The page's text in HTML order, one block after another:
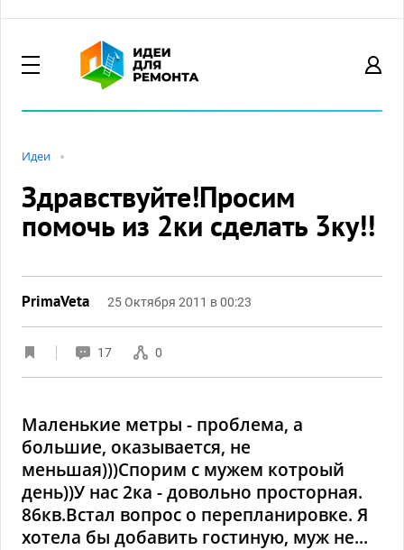
Идеи
Здравствуйте!Просим
помочь из 2ки сделать 3ку!!
PrimaVeta 25 Октября 2011 в 00:23
17 0
Маленькие метры - проблема, а
большие, оказывается, не
меньшая)))Спорим с мужем котроый
день))У нас 2ка - довольно просторная.
86кв.Встал вопрос о перепланировке. Я
хотела бы добавить гостиную, муж не...